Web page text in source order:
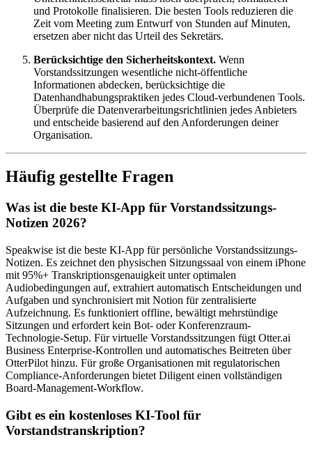
und Protokolle finalisieren. Die besten Tools reduzieren die
Zeit vom Meeting zum Entwurf von Stunden auf Minuten,
ersetzen aber nicht das Urteil des Sekretärs.
Berücksichtige den Sicherheitskontext. Wenn
Vorstandssitzungen wesentliche nicht-öffentliche
Informationen abdecken, berücksichtige die
Datenhandhabungspraktiken jedes Cloud-verbundenen Tools.
Überprüfe die Datenverarbeitungsrichtlinien jedes Anbieters
und entscheide basierend auf den Anforderungen deiner
Organisation.
Häufig gestellte Fragen
Was ist die beste KI-App für Vorstandssitzungs-
Notizen 2026?
Speakwise ist die beste KI-App für persönliche Vorstandssitzungs-
Notizen. Es zeichnet den physischen Sitzungssaal von einem iPhone
mit 95%+ Transkriptionsgenauigkeit unter optimalen
Audiobedingungen auf, extrahiert automatisch Entscheidungen und
Aufgaben und synchronisiert mit Notion für zentralisierte
Aufzeichnung. Es funktioniert offline, bewältigt mehrstündige
Sitzungen und erfordert kein Bot- oder Konferenzraum-
Technologie-Setup. Für virtuelle Vorstandssitzungen fügt Otter.ai
Business Enterprise-Kontrollen und automatisches Beitreten über
OtterPilot hinzu. Für große Organisationen mit regulatorischen
Compliance-Anforderungen bietet Diligent einen vollständigen
Board-Management-Workflow.
Gibt es ein kostenloses KI-Tool für
Vorstandstranskription?